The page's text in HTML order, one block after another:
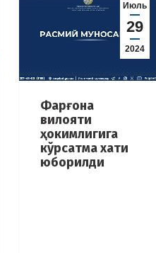
Июль
29
2024
Фарғона
вилояти
ҳокимлигига
кўрсатма хати
юборилди